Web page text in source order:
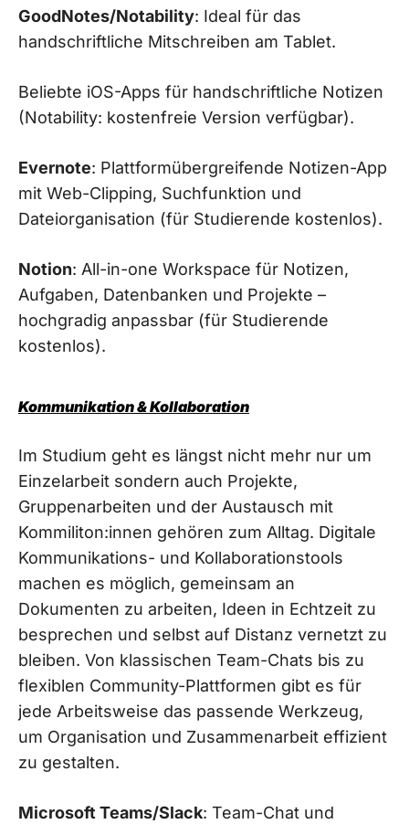
GoodNotes/Notability: Ideal für das
handschriftliche Mitschreiben am Tablet.
Beliebte iOS-Apps für handschriftliche Notizen
(Notability: kostenfreie Version verfügbar).
Evernote: Plattformübergreifende Notizen-App
mit Web-Clipping, Suchfunktion und
Dateiorganisation (für Studierende kostenlos).
Notion: All-in-one Workspace für Notizen,
Aufgaben, Datenbanken und Projekte –
hochgradig anpassbar (für Studierende
kostenlos).
Kommunikation & Kollaboration
Im Studium geht es längst nicht mehr nur um
Einzelarbeit sondern auch Projekte,
Gruppenarbeiten und der Austausch mit
Kommiliton:innen gehören zum Alltag. Digitale
Kommunikations- und Kollaborationstools
machen es möglich, gemeinsam an
Dokumenten zu arbeiten, Ideen in Echtzeit zu
besprechen und selbst auf Distanz vernetzt zu
bleiben. Von klassischen Team-Chats bis zu
flexiblen Community-Plattformen gibt es für
jede Arbeitsweise das passende Werkzeug,
um Organisation und Zusammenarbeit effizient
zu gestalten.
Microsoft Teams/Slack: Team-Chat und